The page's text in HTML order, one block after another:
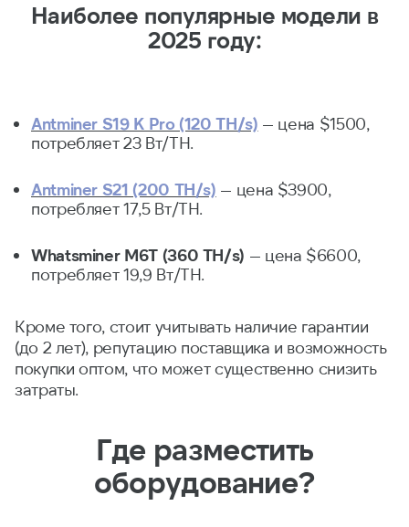
Наиболее популярные модели в
2025 году:
Antminer S19 K Pro (120 TH/s) — цена $1500,
потребляет 23 Вт/TH.
Antminer S21 (200 TH/s) — цена $3900,
потребляет 17,5 Вт/TH.
Whatsminer M6T (360 TH/s) — цена $6600,
потребляет 19,9 Вт/TH.
Кроме того, стоит учитывать наличие гарантии
(до 2 лет), репутацию поставщика и возможность
покупки оптом, что может существенно снизить
затраты.
Где разместить
оборудование?